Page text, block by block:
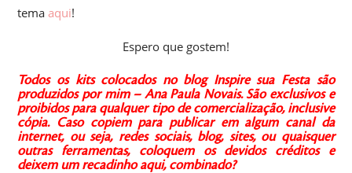
temaaqui!
Espero que gostem!
Todos os kits colocados no blog Inspire sua Festa são
produzidos por mim – Ana Paula Novais. São exclusivos e
proibidos para qualquer tipo de comercialização, inclusive
cópia. Caso copiem para publicar em algum canal da
internet, ou seja, redes sociais, blog, sites, ou quaisquer
outras ferramentas, coloquem os devidos créditos e
deixem um recadinho aqui, combinado?